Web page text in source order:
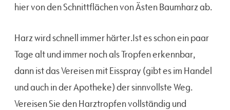
hier von den Schnittflächen von Ästen Baumharz ab.
Harz wird schnell immer härter.Ist es schon ein paar
Tage alt und immer noch als Tropfen erkennbar,
dann ist das Vereisen mit Eisspray (gibt es im Handel
und auch in der Apotheke) der sinnvollste Weg.
Vereisen Sie den Harztropfen vollständig und